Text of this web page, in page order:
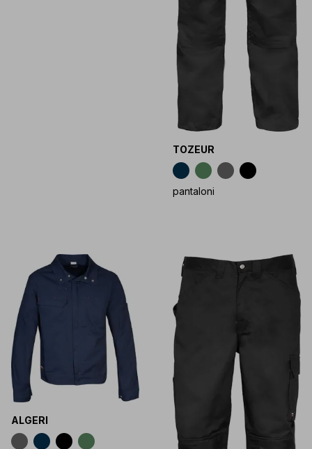
TOZEUR
pantaloni
ALGERI